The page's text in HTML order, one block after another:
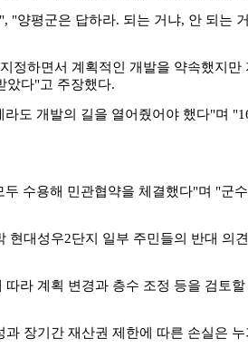
"양평군은 답하라. 되는 거냐, 안 되는
정하면서 계획적인 개발을 약속했지만
았다"고 주장했다.
도 개발의 길을 열어줬어야 했다"며
수용해 민관협약을 체결했다"며 "군
대성우2단지 일부 주민들의 반대 의
라 계획 변경과 층수 조정 등을 검토
장기간 재산권 제한에 따른 손실은 누